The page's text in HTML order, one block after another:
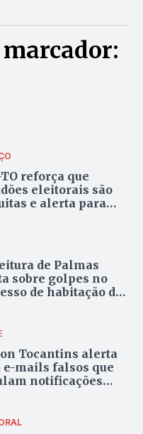
TO reforça que
eleitorais são
e alerta para
de Palmas
sobre golpes no
de habitação do
Tocantins alerta
e-mails falsos que
notificações